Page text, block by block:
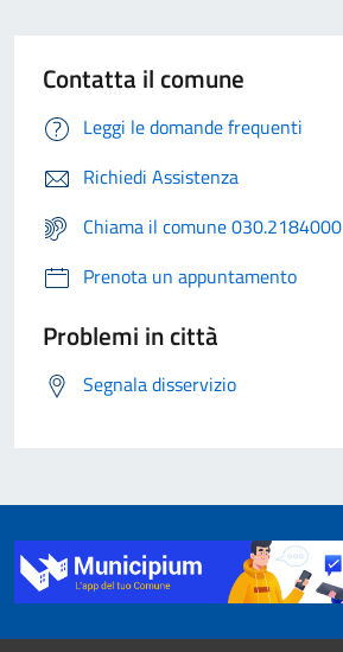
Contatta il comune
Leggi le domande frequenti
Richiedi Assistenza
Chiama il comune 030.2184000
Prenota un appuntamento
Problemi in città
Segnala disservizio